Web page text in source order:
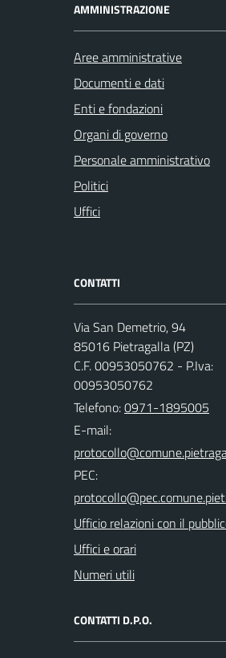
AMMINISTRAZIONE
Aree amministrative
Documenti e dati
Enti e fondazioni
Organi di governo
Personale amministrativo
Politici
Uffici
CONTATTI
Via San Demetrio, 94
85016 Pietragalla (PZ)
C.F. 00953050762 - P.Iva:
00953050762
Telefono:0971-1895005
E-mail:
PEC:
Ufficio relazioni con il
Uffici e orari
Numeri utili
CONTATTI D.P.O.